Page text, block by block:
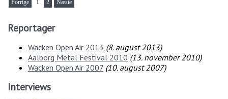
Forrige 1 2 Næste
Reportager
Wacken Open Air 2013 (8. august 2013)
Aalborg Metal Festival 2010 (13. november 2010)
Wacken Open Air 2007 (10. august 2007)
Interviews